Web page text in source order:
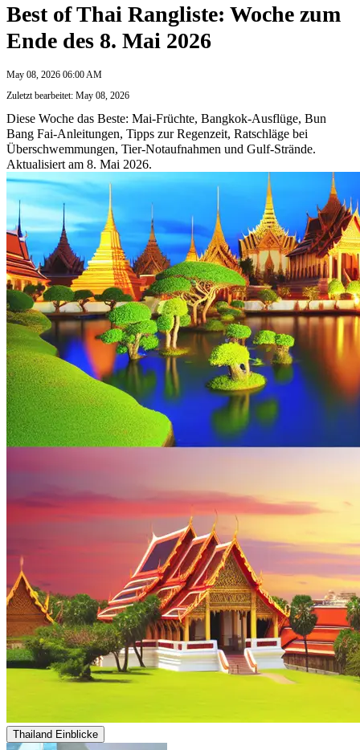
Best of Thai Rangliste: Woche zum
Ende des 8. Mai 2026
May 08, 2026 06:00 AM
Zuletzt bearbeitet: May 08, 2026
Diese Woche das Beste: Mai-Früchte, Bangkok-Ausflüge, Bun
Bang Fai-Anleitungen, Tipps zur Regenzeit, Ratschläge bei
Überschwemmungen, Tier-Notaufnahmen und Gulf-Strände.
Aktualisiert am 8. Mai 2026.
Thailand Einblicke